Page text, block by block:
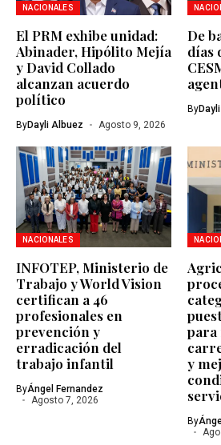
NACIONALES
El PRM exhibe unidad:
Abinader, Hipólito Mejía
y David Collado
alcanzan acuerdo
político
ByDayli Albuez Agosto 9, 2026
De
días
By
NACIONALES
INFOTEP, Ministerio de
Trabajo y World Vision
certifican a 46
profesionales en
prevención y
erradicación del
trabajo infantil
ByÁngel Fernandez
Agosto 7, 2026
para
y
By